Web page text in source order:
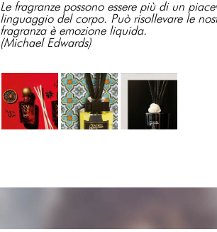
Le fragranze possono essere più di un
linguaggio del corpo. Può risollevare le
fragranza è emozione liquida.
(Michael Edwards)